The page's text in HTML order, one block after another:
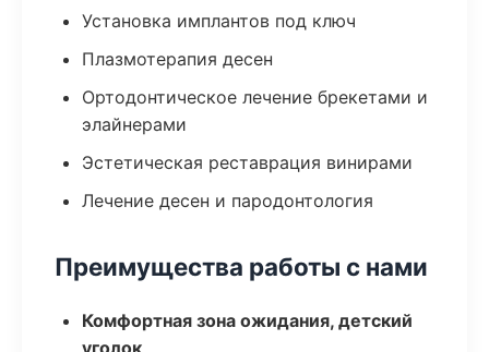
Установка имплантов под ключ
Плазмотерапия десен
Ортодонтическое лечение брекетами и
элайнерами
Эстетическая реставрация винирами
Лечение десен и пародонтология
Преимущества работы с нами
Комфортная зона ожидания, детский
уголок